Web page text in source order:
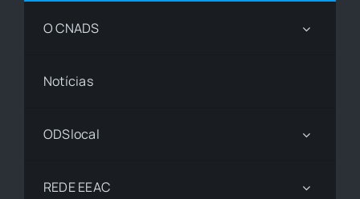
O CNADS
Notícias
ODSlocal
REDE EEAC